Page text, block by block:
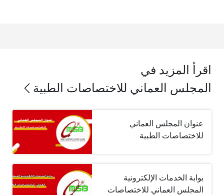
اقرأ المزيد في
المجلس العماني للاختصاصات الطبية
عنوان المجلس العماني
للاختصاصات الطبية
بوابة الخدمات الإلكترونية
المجلس العماني للاختصاصات